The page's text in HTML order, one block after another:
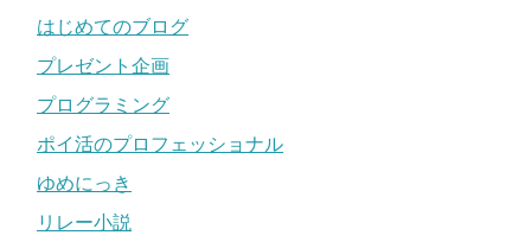
はじめてのブログ
プレゼント企画
プログラミング
ポイ活のプロフェッショナル
ゆめにっき
リレー小説